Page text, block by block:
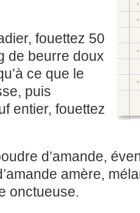
fouettez 50
de beurre doux
ce que le
puis
entier, fouettez
d’amande,
amère,
onctueuse.